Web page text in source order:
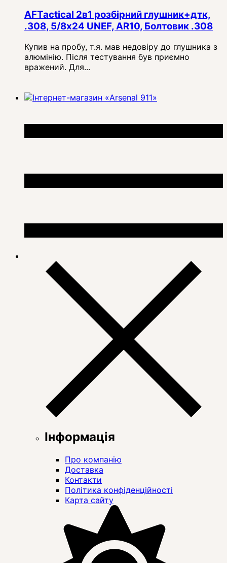
AFTactical 2в1 розбірний глушник+дтк,
.308, 5/8x24 UNEF, AR10, Болтовик .308
Купив на пробу, т.я. мав недовіру до глушника з
алюмінію. Після тестування був приємно
вражений. Для...
Інформація
Про компанію
Доставка
Контакти
Політика конфіденційності
Карта сайту